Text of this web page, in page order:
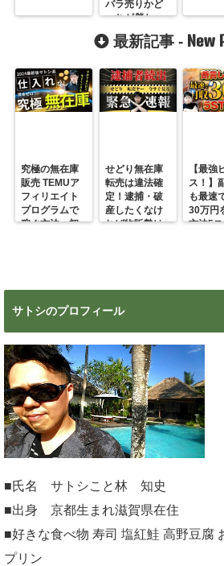
バラ売りかど
っちが儲か
る？
最新記事 - New
究極の無在庫
販売 TEMUア
フィリエイト
プログラムで
稼ぐ方法 初
せどり無在庫
転売は違法確
定！逮捕・破
産したくなけ
れば物販勢は
【最強
ス！】
も最速
30万円
方法5
サトシのプロフィール
■氏名 サトシこと林 知史
■出身 京都生まれ滋賀県在住
■好きな食べ物 寿司 塩紅鮭 高野豆腐
プリン